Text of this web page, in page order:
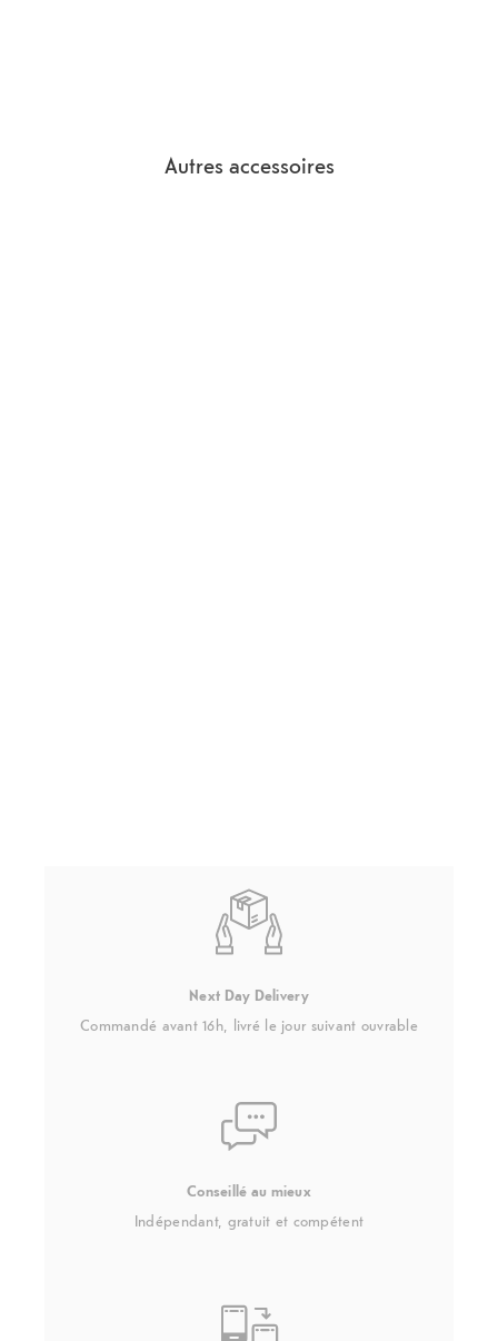
Autres accessoires
Next Day Delivery
Commandé avant 16h, livré le jour suivant ouvrable
Conseillé au mieux
Indépendant, gratuit et compétent